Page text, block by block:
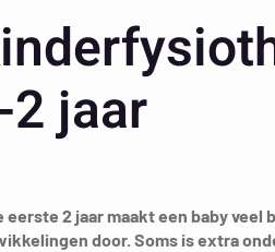
2 jaar
eerste 2 jaar maakt een baby
door. Soms is extra